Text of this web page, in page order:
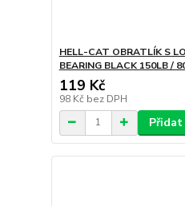
HELL-CAT OBRATLÍK S
BEARING BLACK 150LB /
119 Kč
98 Kč bez DPH